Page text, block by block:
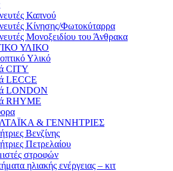
Καπνού
Κίνησης/Φωτοκύταρρα
Μονοξειδίου του Άνθρακα
ΥΛΙΚΟ
Υλικό
CITY
LECCE
LONDON
RHYME
& ΓΕΝΝΗΤΡΙΕΣ
Βενζίνης
Πετρελαίου
στροφών
ηλιακής ενέργειας – κιτ